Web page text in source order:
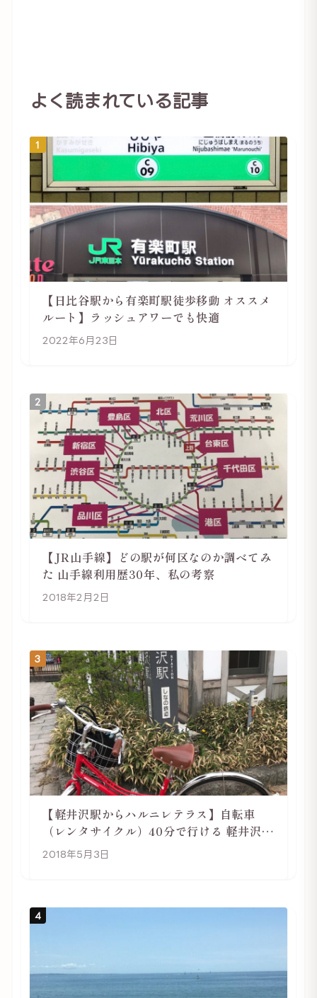
よく読まれている記事
1
【日比谷駅から有楽町駅徒歩移動 オススメ
ルート】ラッシュアワーでも快適
2022年6月23日
2
【JR山手線】どの駅が何区なのか調べてみ
た 山手線利用歴30年、私の考察
2018年2月2日
3
【軽井沢駅からハルニレテラス】自転車
（レンタサイクル）40分で行ける 軽井沢旅
行は自転車利用がおススメ
2018年5月3日
4